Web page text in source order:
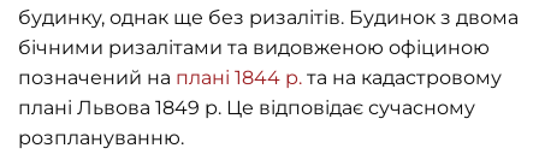
будинку, однак ще без ризалітів. Будинок з двома
бічними ризалітами та видовженою офіциною
позначений на плані 1844 р. та на кадастровому
плані Львова 1849 р. Це відповідає сучасному
розплануванню.